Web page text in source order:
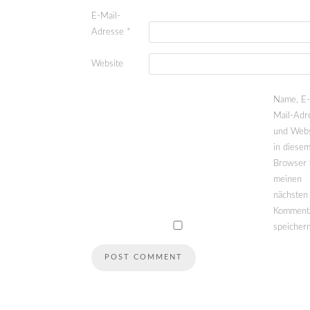
E-Mail-
Adresse *
Website
Name, E-
Mail-
und
in diesem
Browser
meinen
nächsten